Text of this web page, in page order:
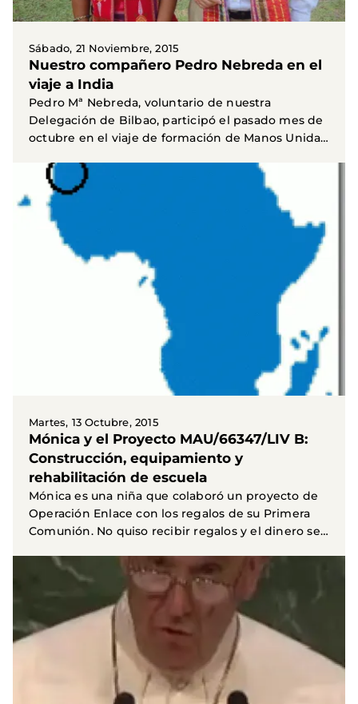
Sábado, 21 Noviembre, 2015
Nuestro compañero Pedro Nebreda en el
viaje a India
Pedro Mª Nebreda, voluntario de nuestra
Delegación de Bilbao, participó el pasado mes de
octubre en el viaje de formación de Manos Unidas
Martes, 13 Octubre, 2015
Mónica y el Proyecto MAU/66347/LIV B:
Construcción, equipamiento y
rehabilitación de escuela
Mónica es una niña que colaboró un proyecto de
Operación Enlace con los regalos de su Primera
Comunión. No quiso recibir regalos y el dinero se